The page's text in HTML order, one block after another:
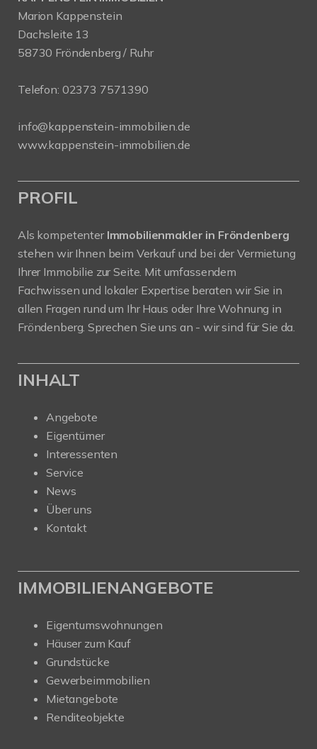
Marion Kappenstein
Dachsleite 13
58730 Fröndenberg / Ruhr
Telefon: 02373 7571390
info@kappenstein-immobilien.de
www.kappenstein-immobilien.de
PROFIL
Als kompetenter Immobilienmakler in Fröndenberg
stehen wir Ihnen beim Verkauf und bei der Vermietung
Ihrer Immobilie zur Seite. Mit umfassendem
Fachwissen und lokaler Expertise beraten wir Sie in
allen Fragen rund um Ihr Haus oder Ihre Wohnung in
Fröndenberg. Sprechen Sie uns an - wir sind für Sie da.
INHALT
Angebote
Eigentümer
Interessenten
Service
News
Über uns
Kontakt
IMMOBILIENANGEBOTE
Eigentumswohnungen
Häuser zum Kauf
Grundstücke
Gewerbeimmobilien
Mietangebote
Renditeobjekte